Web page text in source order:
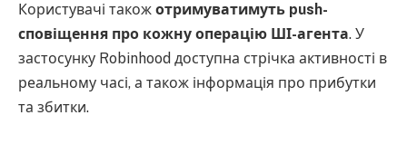
Користувачі також отримуватимуть push-
сповіщення про кожну операцію ШІ-агента. У
застосунку Robinhood доступна стрічка активності в
реальному часі, а також інформація про прибутки
та збитки.